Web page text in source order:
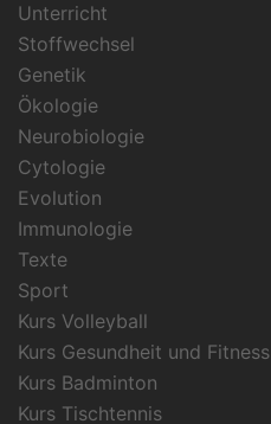
Unterricht
Stoffwechsel
Genetik
Ökologie
Neurobiologie
Cytologie
Evolution
Immunologie
Texte
Sport
Kurs Volleyball
Kurs Gesundheit und Fitness
Kurs Badminton
Kurs Tischtennis